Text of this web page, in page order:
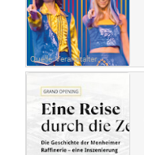
Quelle: Veranstalter